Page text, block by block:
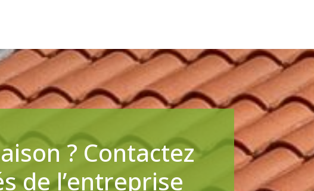
? Contactez
de l’entreprise